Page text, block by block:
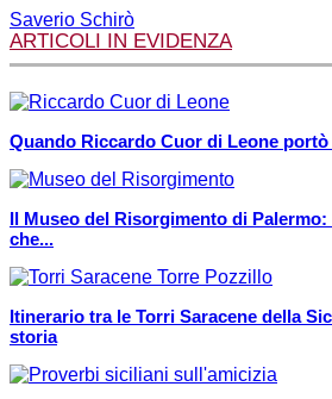
Saverio Schirò
ARTICOLI IN EVIDENZA
Quando Riccardo Cuor di Leone
Il Museo del Risorgimento di
che...
Itinerario tra le Torri Saracene della
storia